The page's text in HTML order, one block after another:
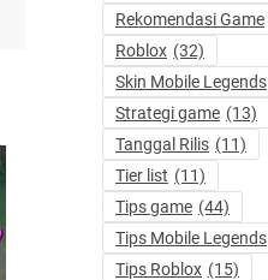
Rekomendasi Game
Roblox (32)
Skin Mobile Legends
Strategi game (13)
Tanggal Rilis (11)
Tier list (11)
Tips game (44)
Tips Mobile Legends
Tips Roblox (15)